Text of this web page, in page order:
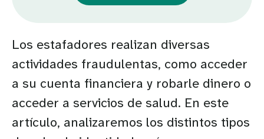
Los estafadores realizan diversas
actividades fraudulentas, como acceder
a su cuenta financiera y robarle dinero o
acceder a servicios de salud. En este
artículo, analizaremos los distintos tipos